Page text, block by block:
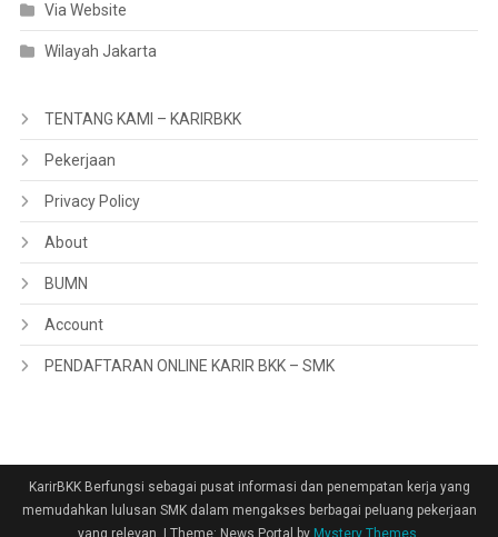
Via Website
Wilayah Jakarta
TENTANG KAMI – KARIRBKK
Pekerjaan
Privacy Policy
About
BUMN
Account
PENDAFTARAN ONLINE KARIR BKK – SMK
KarirBKK Berfungsi sebagai pusat informasi dan penempatan kerja yang
memudahkan lulusan SMK dalam mengakses berbagai peluang pekerjaan
yang relevan.
Theme: News Portal by Mystery Themes